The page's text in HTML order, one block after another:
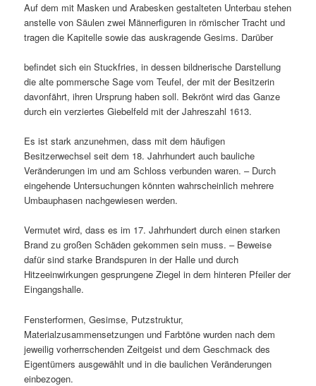
Auf dem mit Masken und Arabesken gestalteten Unterbau stehen
anstelle von Säulen zwei Männerfiguren in römischer Tracht und
tragen die Kapitelle sowie das auskragende Gesims. Darüber
befindet sich ein Stuckfries, in dessen bildnerische Darstellung
die alte pommersche Sage vom Teufel, der mit der Besitzerin
davonfährt, ihren Ursprung haben soll. Bekrönt wird das Ganze
durch ein verziertes Giebelfeld mit der Jahreszahl 1613.
Es ist stark anzunehmen, dass mit dem häufigen
Besitzerwechsel seit dem 18. Jahrhundert auch bauliche
Veränderungen im und am Schloss verbunden waren. – Durch
eingehende Untersuchungen könnten wahrscheinlich mehrere
Umbauphasen nachgewiesen werden.
Vermutet wird, dass es im 17. Jahrhundert durch einen starken
Brand zu großen Schäden gekommen sein muss. – Beweise
dafür sind starke Brandspuren in der Halle und durch
Hitzeeinwirkungen gesprungene Ziegel in dem hinteren Pfeiler der
Eingangshalle.
Fensterformen, Gesimse, Putzstruktur,
Materialzusammensetzungen und Farbtöne wurden nach dem
jeweilig vorherrschenden Zeitgeist und dem Geschmack des
Eigentümers ausgewählt und in die baulichen Veränderungen
einbezogen.